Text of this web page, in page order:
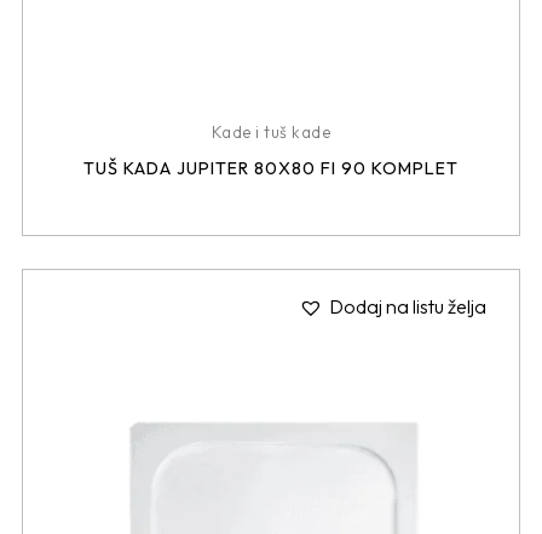
Kade i tuš kade
TUŠ KADA JUPITER 80X80 FI 90 KOMPLET
Dodaj na listu želja